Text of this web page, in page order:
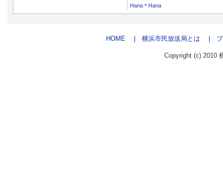
Hana＊Hana
HOME | 横浜市民放送局とは | プ
Copyright (c) 2010